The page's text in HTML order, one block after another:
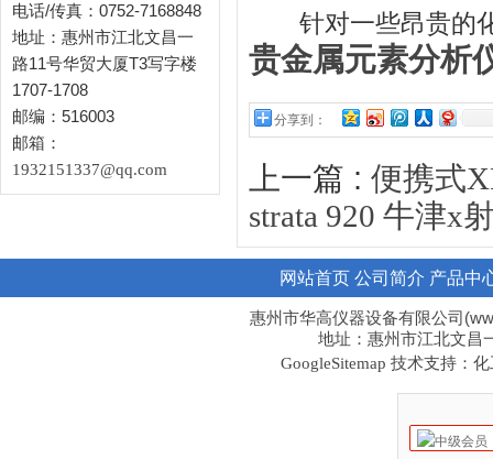
电话/传真：0752-7168848
地址：惠州市江北文昌一
路11号华贸大厦T3写字楼
1707-1708
邮编：516003
邮箱：
1932151337@qq.com
针对一些昂贵的化
贵金属元素分析
分享到：
上一篇 : 便携式
strata 920 牛津x
网站首页 公司简介 产品中
惠州市华高仪器设备有限公司
地址：惠州市江北文昌
GoogleSitemap 技术支持：